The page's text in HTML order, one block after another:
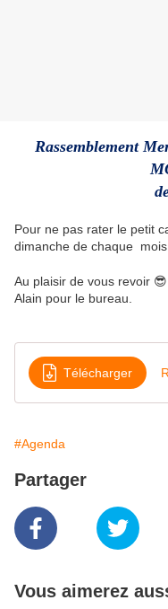
Rassemblement
Pour ne pas rater le petit
dimanche de chaque
Au plaisir de vous revoir 😎
Alain pour le bureau.
Télécharger
#Agenda
Partager
Vous aimerez